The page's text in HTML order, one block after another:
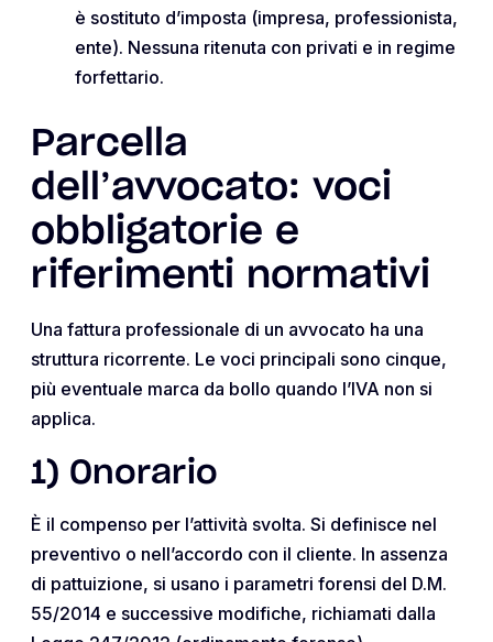
è sostituto d’imposta (impresa, professionista,
ente). Nessuna ritenuta con privati e in regime
forfettario.
Parcella
dell’avvocato: voci
obbligatorie e
riferimenti normativi
Una fattura professionale di un avvocato ha una
struttura ricorrente. Le voci principali sono cinque,
più eventuale marca da bollo quando l’IVA non si
applica.
1) Onorario
È il compenso per l’attività svolta. Si definisce nel
preventivo o nell’accordo con il cliente. In assenza
di pattuizione, si usano i parametri forensi del D.M.
55/2014 e successive modifiche, richiamati dalla